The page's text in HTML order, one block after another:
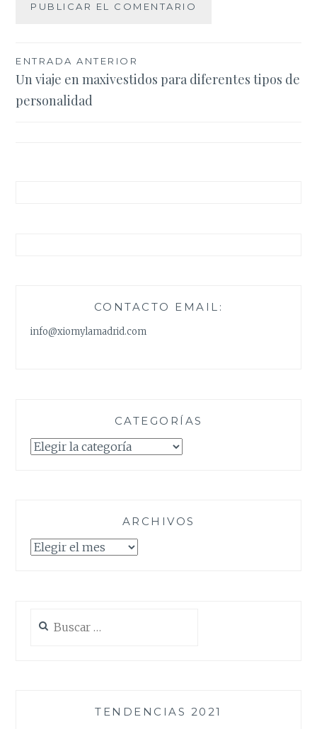
Navegación
de
entradas
ENTRADA ANTERIOR
Un viaje en maxivestidos para diferentes tipos de
personalidad
CONTACTO EMAIL:
info@xiomylamadrid.com
CATEGORÍAS
Categorías
ARCHIVOS
Archivos
TENDENCIAS 2021